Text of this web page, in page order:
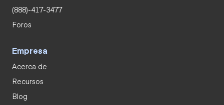
(888)-417-3477
Foros
Empresa
Acerca de
Recursos
Blog